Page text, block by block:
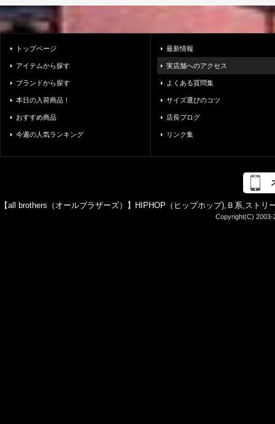
トップページ
アイテムから探す
ブランドから探す
本日の入荷商品！
おすすめ商品
今週の人気ランキング
最新情報
実店舗へのアクセス
よくある質問集
サイズ選びのコツ
店長ブログ
リンク集
【all brothers（オールブラザーズ）】HIPHOP（ヒップホップ),Ｂ系,スト
Copyright(C) 2003-